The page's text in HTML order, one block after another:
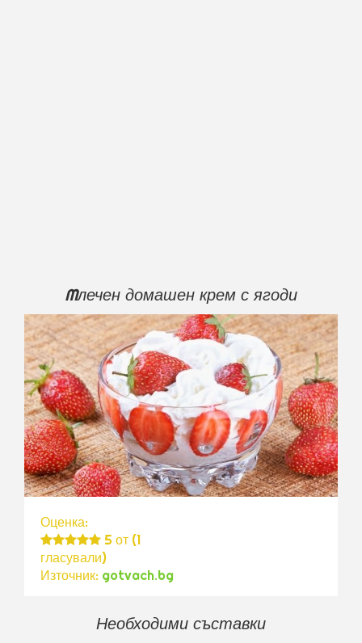
Mлечен домашен крем с ягоди
Оценка:
5 от (1
гласували)
Източник: gotvach.bg
Необходими съставки